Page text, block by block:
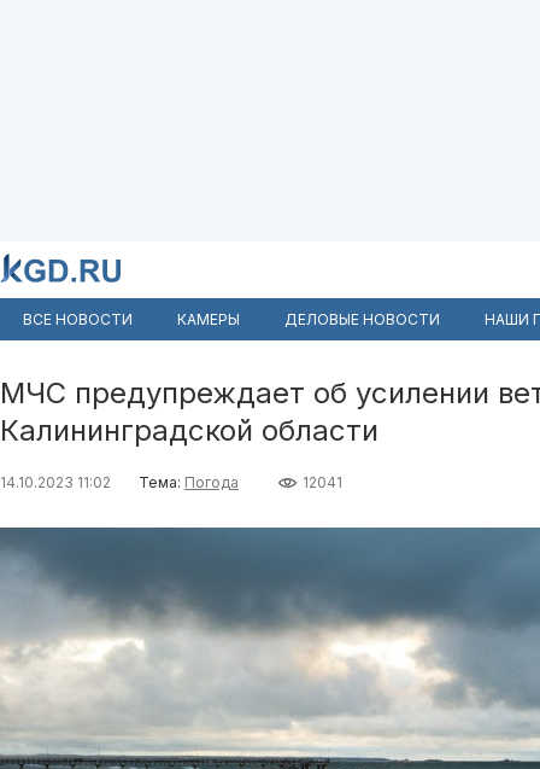
ВСЕ НОВОСТИ КАМЕРЫ ДЕЛОВЫЕ НОВОСТИ НАШИ
МЧС предупреждает об усилении
Калининградской области
14.10.2023 11:02 Тема: Погода 12041